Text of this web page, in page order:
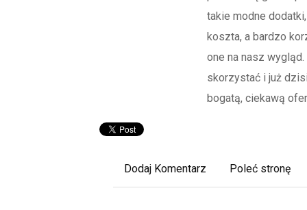
takie modne
koszta, a bardzo
one na nasz
skorzystać i już
bogatą, ciekawą
Dodaj Komentarz Poleć stronę